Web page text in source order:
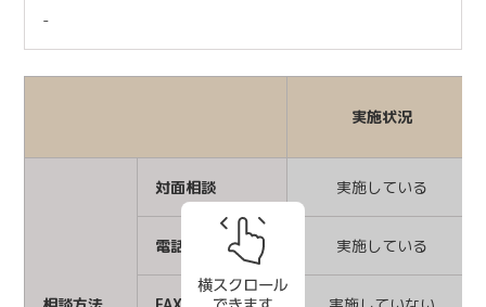
-
実施状況
対面相談 実施している
電話相談 実施している